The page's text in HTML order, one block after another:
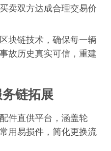
卖双方达成合理交易价
区块链技术，确保每一辆
故历史真实可信，重建
链拓展
件直供平台，涵盖轮
用易损件，简化更换流